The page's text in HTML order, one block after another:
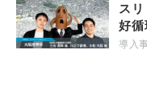
ス
好循
導入